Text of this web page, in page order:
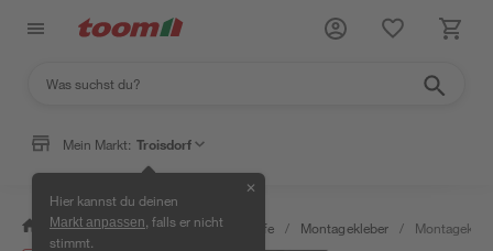
Mein Markt: Troisdorf
Hier kannst du deinen
Markt anpassen , falls er nicht
stimmt.
✕
/ Bauen & Renovieren / Klebstoffe / Montagekleber /